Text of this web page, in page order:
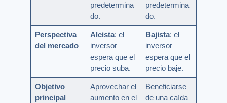
predetermina
do.
predetermina
do.
Perspectiva
del mercado
Alcista: el
inversor
espera que el
precio suba.
Bajista: el
inversor
espera que el
precio baje.
Objetivo
principal
Aprovechar el
aumento en el
Beneficiarse
de una caída